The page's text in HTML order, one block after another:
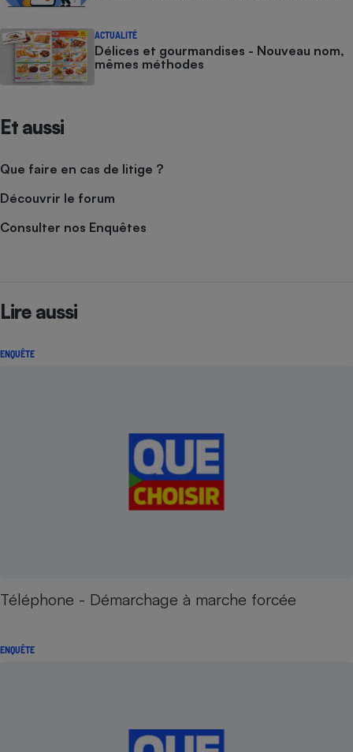
ACTUALITÉ
Délices et gourmandises - Nouveau nom,
mêmes méthodes
Et aussi
Que faire en cas de litige ?
Découvrir le forum
Consulter nos Enquêtes
Lire aussi
ENQUÊTE
Téléphone - Démarchage à marche forcée
ENQUÊTE